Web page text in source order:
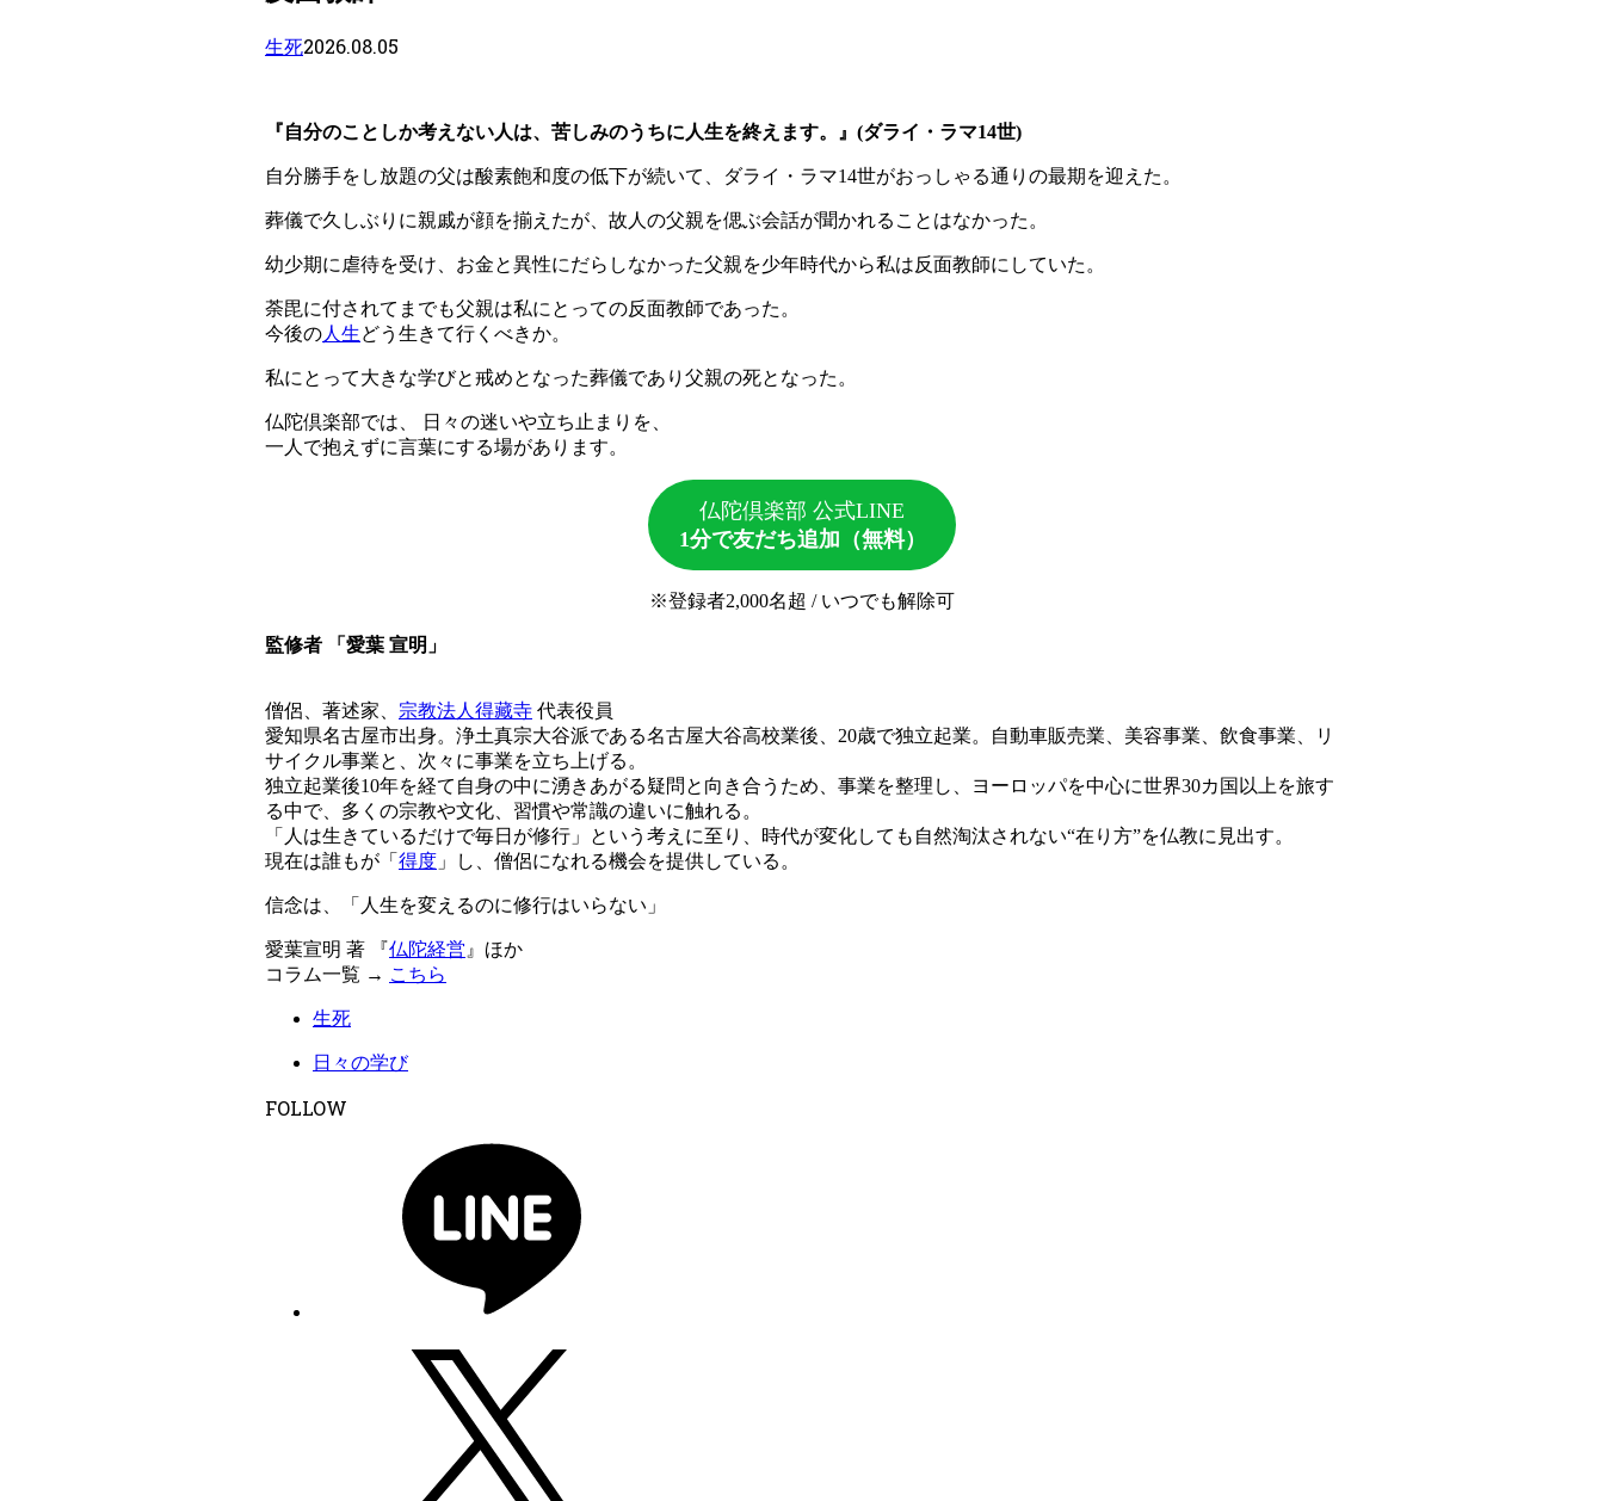
生死2026.08.05
『自分のことしか考えない人は、苦しみのうちに人生を終えます。』(ダライ・ラマ14世)
自分勝手をし放題の父は酸素飽和度の低下が続いて、ダライ・ラマ14世がおっしゃる通りの最期を迎えた。
葬儀で久しぶりに親戚が顔を揃えたが、故人の父親を偲ぶ会話が聞かれることはなかった。
幼少期に虐待を受け、お金と異性にだらしなかった父親を少年時代から私は反面教師にしていた。
荼毘に付されてまでも父親は私にとっての反面教師であった。
今後の人生どう生きて行くべきか。
私にとって大きな学びと戒めとなった葬儀であり父親の死となった。
仏陀倶楽部では、 日々の迷いや立ち止まりを、
一人で抱えずに言葉にする場があります。
仏陀倶楽部 公式LINE
1分で友だち追加（無料）
※登録者2,000名超 / いつでも解除可
監修者 「愛葉 宣明」
僧侶、著述家、 宗教法人得藏寺 代表役員
愛知県名古屋市出身。浄土真宗大谷派である名古屋大谷高校業後、20歳で独立起業。自動車販売業、美容事業、飲食事業、リ
サイクル事業と、次々に事業を立ち上げる。
独立起業後10年を経て自身の中に湧きあがる疑問と向き合うため、事業を整理し、ヨーロッパを中心に世界30カ国以上を旅す
る中で、多くの宗教や文化、習慣や常識の違いに触れる。
「人は生きているだけで毎日が修行」という考えに至り、時代が変化しても自然淘汰されない“在り方”を仏教に見出す。
現在は誰もが「 得度 」し、僧侶になれる機会を提供している。
信念は、「人生を変えるのに修行はいらない」
愛葉宣明 著 『仏陀経営 』ほか
コラム一覧 → こちら
生死
日々の学び
FOLLOW